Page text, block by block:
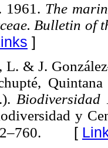
1961. The
Bulletin of
]
& J.
y
[